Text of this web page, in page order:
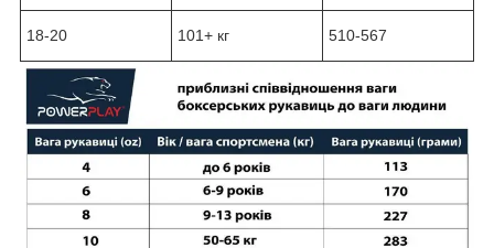
18-20 101+ кг 510-567